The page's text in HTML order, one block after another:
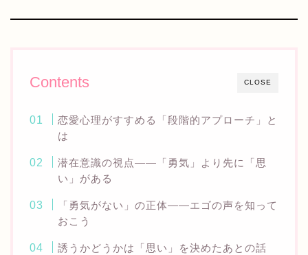
CLOSE
Contents
恋愛心理がすすめる「段階的アプローチ」と
は
潜在意識の視点——「勇気」より先に「思
い」がある
「勇気がない」の正体——エゴの声を知って
おこう
誘うかどうかは「思い」を決めたあとの話